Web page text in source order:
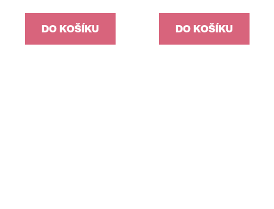
DO KOŠÍKU DO KOŠÍKU